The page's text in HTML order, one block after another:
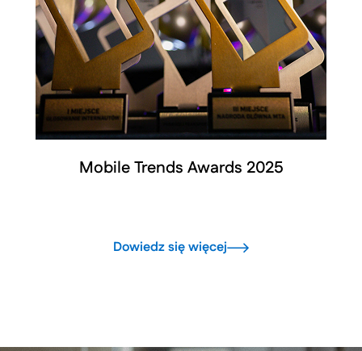
Mobile Trends Awards 2025
Dowiedz się więcej